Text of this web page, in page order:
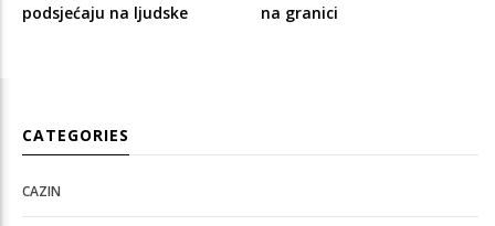
podsjećaju na ljudske
na granici
CATEGORIES
CAZIN